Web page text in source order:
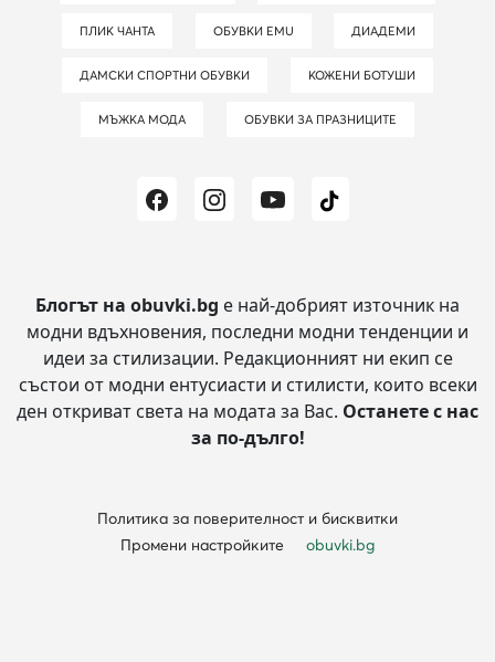
ПЛИК ЧАНТА ОБУВКИ EMU ДИАДЕМИ
ДАМСКИ СПОРТНИ ОБУВКИ КОЖЕНИ БОТУШИ
МЪЖКА МОДА ОБУВКИ ЗА ПРАЗНИЦИТЕ
Блогът на obuvki.bg е най-добрият източник на
модни вдъхновения, последни модни тенденции и
идеи за стилизации. Редакционният ни екип се
състои от модни ентусиасти и стилисти, които всеки
ден откриват света на модата за Вас. Останете с нас
за по-дълго!
Политика за поверителност и бисквитки
Промени настройките
obuvki.bg